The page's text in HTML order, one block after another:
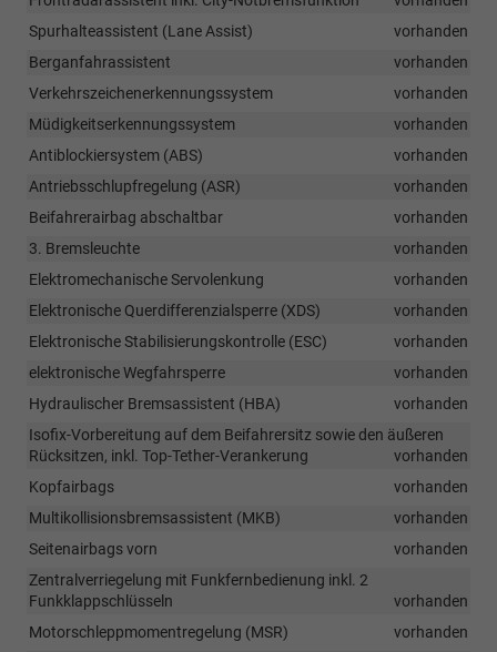
Spurhalteassistent (Lane Assist)
vorhanden
Berganfahrassistent
vorhanden
Verkehrszeichenerkennungssystem
vorhanden
Müdigkeitserkennungssystem
vorhanden
Antiblockiersystem (ABS)
vorhanden
Antriebsschlupfregelung (ASR)
vorhanden
Beifahrerairbag abschaltbar
vorhanden
3. Bremsleuchte
vorhanden
Elektromechanische Servolenkung
vorhanden
Elektronische Querdifferenzialsperre (XDS)
vorhanden
Elektronische Stabilisierungskontrolle (ESC)
vorhanden
elektronische Wegfahrsperre
vorhanden
Hydraulischer Bremsassistent (HBA)
vorhanden
Isofix-Vorbereitung auf dem Beifahrersitz sowie den äußeren
Rücksitzen, inkl. Top-Tether-Verankerung
vorhanden
Kopfairbags
vorhanden
Multikollisionsbremsassistent (MKB)
vorhanden
Seitenairbags vorn
vorhanden
Zentralverriegelung mit Funkfernbedienung inkl. 2
Funkklappschlüsseln
vorhanden
Motorschleppmomentregelung (MSR)
vorhanden